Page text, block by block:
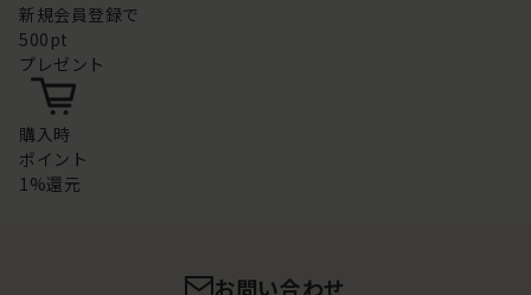
新規会員登録で
500pt
プレゼント
購入時
ポイント
1%還元
お問い合わせ